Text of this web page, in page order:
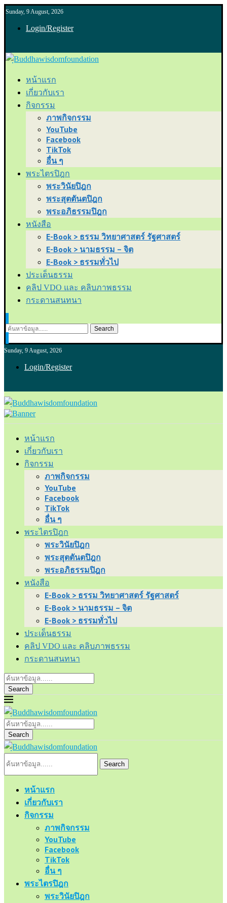
Sunday, 9 August, 2026
Login/Register
หน้าแรก
เกี่ยวกับเรา
กิจกรรม
ภาพกิจกรรม
YouTube
Facebook
TikTok
อื่น ๆ
พระไตรปิฎก
พระวินัยปิฎก
พระสุตตันตปิฎก
พระอภิธรรมปิฎก
หนังสือ
E-Book > ธรรม วิทยาศาสตร์ รัฐศาสตร์
E-Book > นามธรรม – จิต
E-Book > ธรรมทั่วไป
ประเด็นธรรม
คลิป VDO และ คลิบภาพธรรม
กระดานสนทนา
Search
Sunday, 9 August, 2026
Login/Register
หน้าแรก
เกี่ยวกับเรา
กิจกรรม
ภาพกิจกรรม
YouTube
Facebook
TikTok
อื่น ๆ
พระไตรปิฎก
พระวินัยปิฎก
พระสุตตันตปิฎก
พระอภิธรรมปิฎก
หนังสือ
E-Book > ธรรม วิทยาศาสตร์ รัฐศาสตร์
E-Book > นามธรรม – จิต
E-Book > ธรรมทั่วไป
ประเด็นธรรม
คลิป VDO และ คลิบภาพธรรม
กระดานสนทนา
Search
Search
Search
หน้าแรก
เกี่ยวกับเรา
กิจกรรม
ภาพกิจกรรม
YouTube
Facebook
TikTok
อื่น ๆ
พระไตรปิฎก
พระวินัยปิฎก